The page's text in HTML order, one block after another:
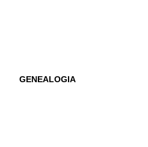
GENEALOGIA